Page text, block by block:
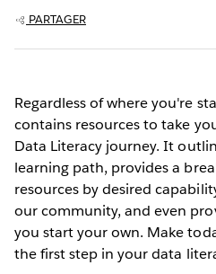
PARTAGER
Regardless of where you're
contains resources to take
Data Literacy journey. It
learning path, provides a
resources by desired
our community, and even
you start your own. Make
the first step in your data